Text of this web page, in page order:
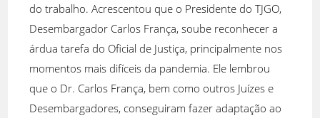
do trabalho. Acrescentou que o Presidente do TJGO,
Desembargador Carlos França, soube reconhecer a
árdua tarefa do Oficial de Justiça, principalmente nos
momentos mais difíceis da pandemia. Ele lembrou
que o Dr. Carlos França, bem como outros Juízes e
Desembargadores, conseguiram fazer adaptação ao